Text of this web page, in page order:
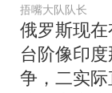
捂嘴大队队长
俄罗斯现
台阶像印
争，二实